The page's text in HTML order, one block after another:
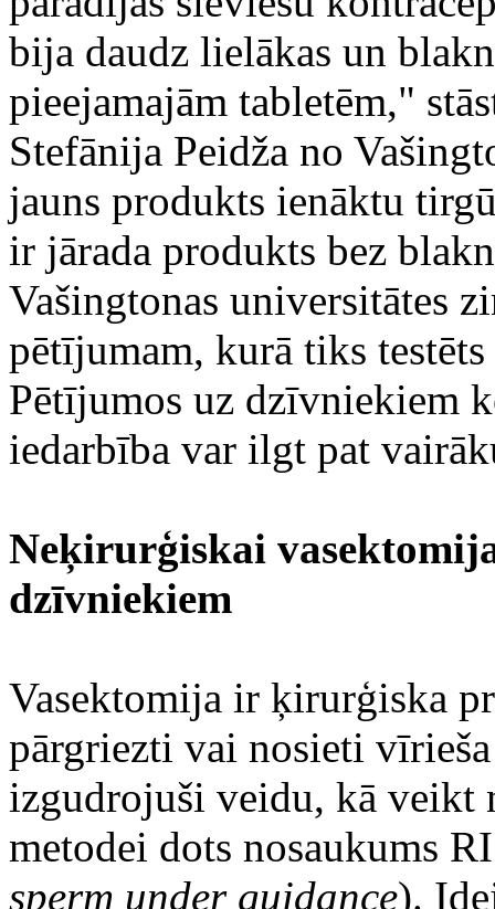
bija daudz lielākas un
pieejamajām tabletēm,"
Stefānija Peidža no
jauns produkts ienāktu
ir jārada produkts bez
Vašingtonas universitātes
pētījumam, kurā tiks
Pētījumos uz dzīvniekiem
iedarbība var ilgt pat
Neķirurģiskai
dzīvniekiem
Vasektomija ir ķirurģiska
pārgriezti vai nosieti
izgudrojuši veidu, kā veikt
metodei dots nosaukums
sperm under guidance).